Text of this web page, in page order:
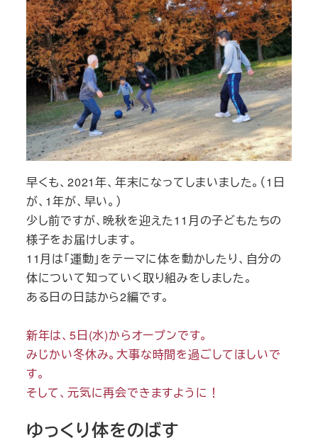
早くも、2021年、年末になってしまいました。（1日
が、1年が、早い。）
少し前ですが、晩秋を迎えた11月の子どもたちの
様子をお届けします。
11月は「運動」をテーマに体を動かしたり、自分の
体について知っていく取り組みをしました。
ある日の日誌から2編です。
新年は、5日(水)からオープンです。
みじかい冬休み。大事な時間を過ごしてほしいで
す。
そして、元気に再会できますように！
ゆっくり体をのばす